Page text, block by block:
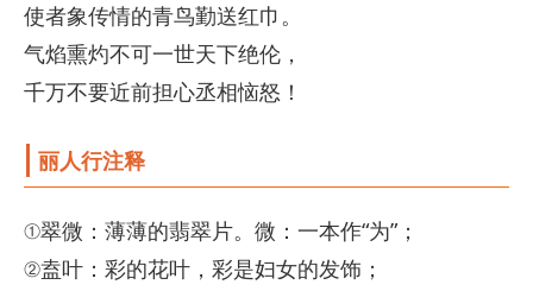
使者象传情的青鸟勤送红巾。
气焰熏灼不可一世天下绝伦，
千万不要近前担心丞相恼怒！
丽人行注释
①翠微：薄薄的翡翠片。微：一本作“为”；
②盍叶：彩的花叶，彩是妇女的发饰；